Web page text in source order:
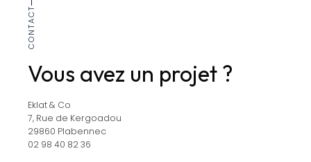
CONTACT
Vous avez un projet ?
Eklat & Co
7, Rue de Kergoadou
29860 Plabennec
02 98 40 82 36